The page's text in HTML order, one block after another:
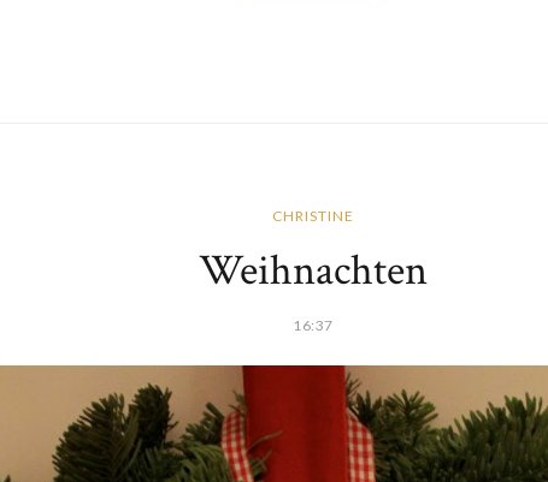
CHRISTINE
Weihnachten
16:37